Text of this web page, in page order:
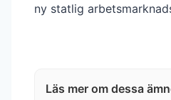
ny statlig